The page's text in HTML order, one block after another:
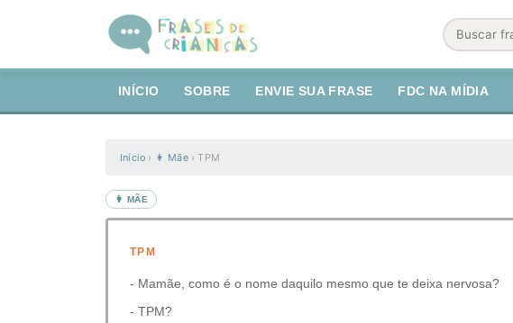
Buscar
INÍCIO SOBRE ENVIE SUA FRASE FDC NA MÍDIA
Início › 👩 Mãe ›TPM
👩 MÃE
TPM
- Mamãe, como é o nome daquilo mesmo que te deixa nervosa?
- TPM?